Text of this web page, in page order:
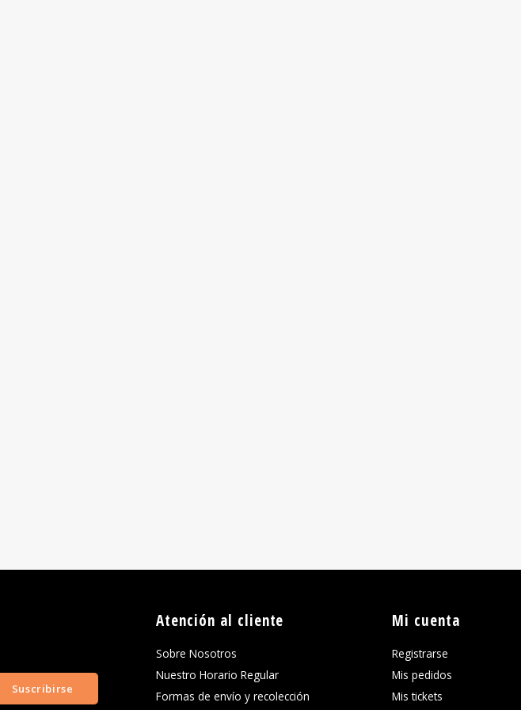
Suscribirse
Atención al cliente
Sobre Nosotros
Nuestro Horario Regular
Formas de envío y recolección
Mi cuenta
Registrarse
Mis pedidos
Mis tickets